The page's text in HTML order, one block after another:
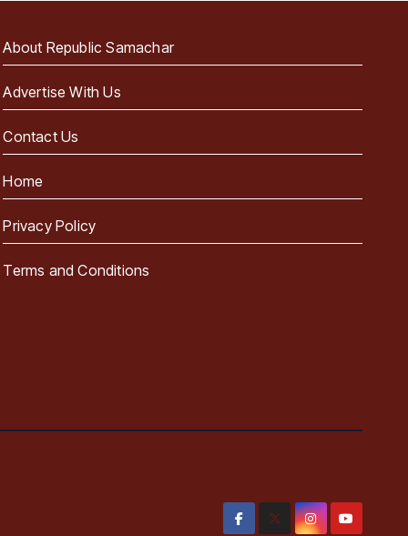
About Republic Samachar
Advertise With Us
Contact Us
Home
Privacy Policy
Terms and Conditions